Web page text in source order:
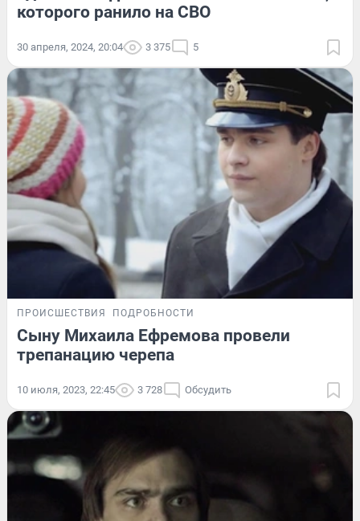
которого ранило на СВО
30 апреля, 2024, 20:04 3 375 5
ПРОИСШЕСТВИЯ ПОДРОБНОСТИ
Сыну Михаила Ефремова провели
трепанацию черепа
10 июля, 2023, 22:45 3 728 Обсудить